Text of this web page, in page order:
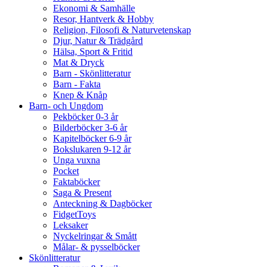
Ekonomi & Samhälle
Resor, Hantverk & Hobby
Religion, Filosofi & Naturvetenskap
Djur, Natur & Trädgård
Hälsa, Sport & Fritid
Mat & Dryck
Barn - Skönlitteratur
Barn - Fakta
Knep & Knåp
Barn- och Ungdom
Pekböcker 0-3 år
Bilderböcker 3-6 år
Kapitelböcker 6-9 år
Bokslukaren 9-12 år
Unga vuxna
Pocket
Faktaböcker
Saga & Present
Anteckning & Dagböcker
FidgetToys
Leksaker
Nyckelringar & Smått
Målar- & pysselböcker
Skönlitteratur